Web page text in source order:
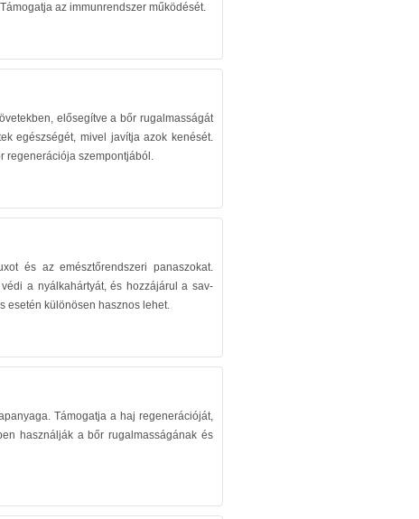
az immunrendszer működését.
elősegítve a bőr rugalmasságát
egészségét, mivel javítja azok kenését.
regenerációja szempontjából.
és az emésztőrendszeri panaszokat.
a nyálkahártyát, és hozzájárul a sav-
esetén különösen hasznos lehet.
Támogatja a haj regenerációját,
használják a bőr rugalmasságának és